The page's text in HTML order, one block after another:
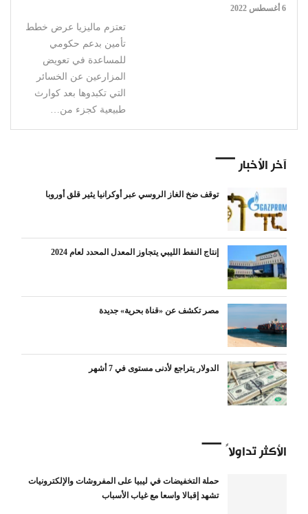
6 أغسطس 2022
تعتزم ماليزيا عرض خطط
تأمين بدعم حكومي
للمساعدة في تعويض
المزارعين عن الخسائر
التي تكبدوها بعد كوارث
طبيعية كجزء من…
آخر الأخبار
توقف ضخ الغاز الروسي عبر أوكرانيا يثير قلق أوروبا
إنتاج النفط الليبي يتجاوز المعدل المحدد لعام 2024
مصر تكشف عن «قناة بحرية» جديدة
الدولار يتراجع لأدنى مستوى في 7 أشهر
الأكثر تداولاً
حملة التخفيضات في ليبيا على المفروشات والإلكترونيات
تشهد إقبالا واسعا مع غياب الأسباب